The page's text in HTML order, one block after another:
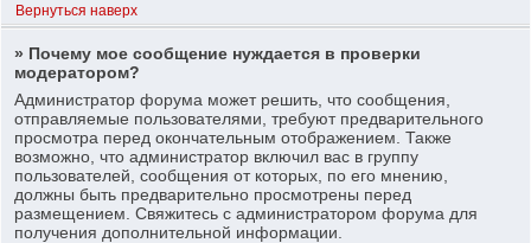
Вернуться наверх
» Почему мое сообщение нуждается в проверки
модератором?
Администратор форума может решить, что сообщения,
отправляемые пользователями, требуют предварительного
просмотра перед окончательным отображением. Также
возможно, что администратор включил вас в группу
пользователей, сообщения от которых, по его мнению,
должны быть предварительно просмотрены перед
размещением. Свяжитесь с администратором форума для
получения дополнительной информации.